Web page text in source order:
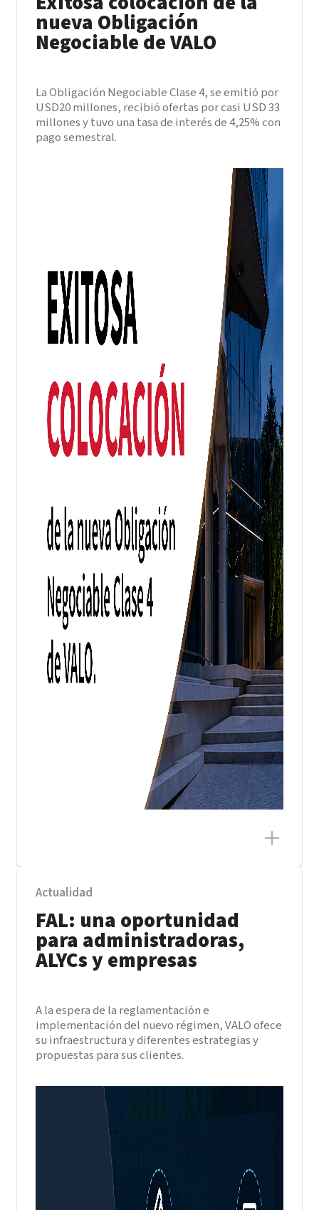
nueva Obligación
Negociable de VALO
La Obligación Negociable Clase 4, se emitió por
USD20 millones, recibió ofertas por casi USD 33
millones y tuvo una tasa de interés de 4,25% con
pago semestral.
Actualidad
FAL: una oportunidad
para administradoras,
ALYCs y empresas
A la espera de la reglamentación e
implementación del nuevo régimen, VALO ofece
su infraestructura y diferentes estrategias y
propuestas para sus clientes.